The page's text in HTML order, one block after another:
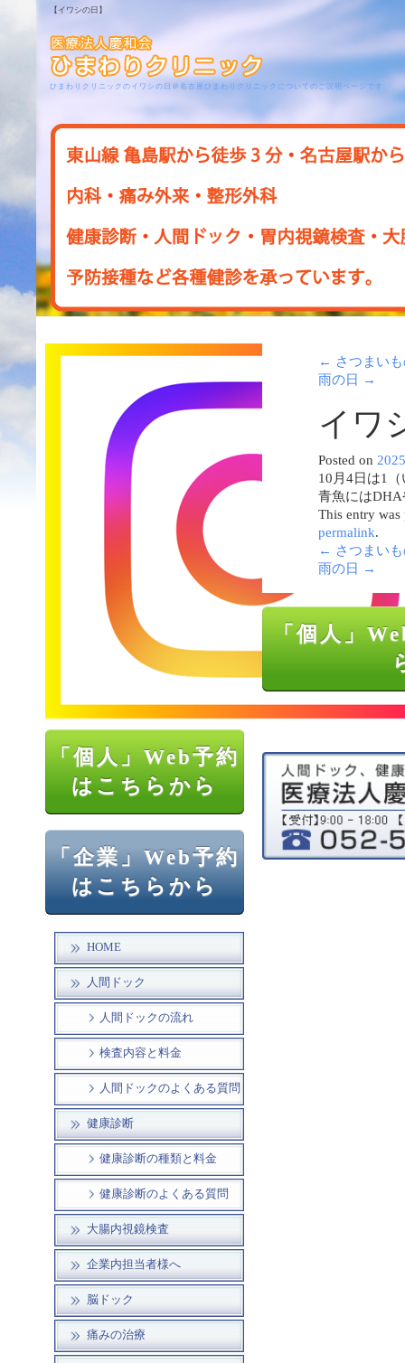
【イワシの日】
ひまわりクリニックのイワシの日＠名古屋ひまわりクリニックについてのご説明ページです
「個人」Web予約
はこちらから
「企業」Web予約
はこちらから
HOME
人間ドック
人間ドックの流れ
検査内容と料金
人間ドックのよくある質問
健康診断
健康診断の種類と料金
健康診断のよくある質問
大腸内視鏡検査
企業内担当者様へ
脳ドック
痛みの治療
← さつまい
雨の日
→
イワ
Posted on
10月4日は1
青魚にはDHA
This entry
permalink.
← さつまい
雨の日
→
「個人」